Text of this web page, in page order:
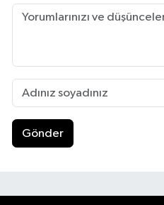
Gönder